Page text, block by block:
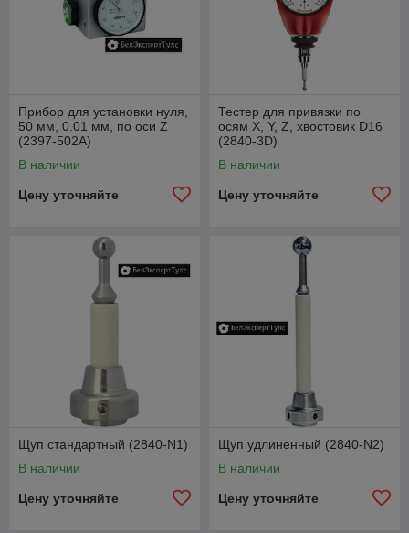
Приспособления для длины/вылета инструмента
(tool setters): автоматически измеряют длину и вылет
инструмента, фиксируют tool‑offsets и предотвращают
Точность и повторяемость (микрометры/
суб‑микрометры) — выбирайте по требуемому
учитывать электрическую совместимость датчика; при
Совместимость с ЧПУ/контроллером (интерфейс
сигнала, стандарты Renishaw/Heidenhain и т.п.).
Конфигурация и длина стилуса/зонда — учесть
погрешности и компенсировать в ПО.
Тип приложения: малые отверстия vs большие
Практические рекомендации по эксплуатации
Корректный монтаж и жёсткое крепление датчика;
проверка повторяемости при каждом креплении.
Регулярная калибровка и проверка состояния
стилуса/контактов.
Учитывать компенсацию за длину стилуса и
деформацию при контакте.
Прибор для установки нуля,
50 мм, 0.01 мм, по оси Z
(2397-502A)
В наличии
Цену уточняйте
Тестер для привязки по
осям X, Y, Z, хвостовик D16
(2840-3D)
В наличии
Цену уточняйте
Щуп стандартный (2840-N1)
В наличии
Цену уточняйте
Щуп удлиненный (2840-N2)
В наличии
Цену уточняйте